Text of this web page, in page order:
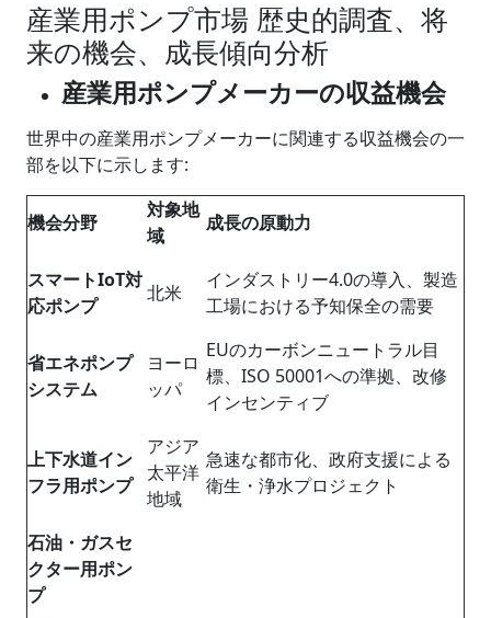
産業用ポンプ市場 歴史的調査、将
来の機会、成長傾向分析
産業用ポンプメーカーの収益機会
世界中の産業用ポンプメーカーに関連する収益機会の一
部を以下に示します:
機会分野
対象地
域
成長の原動力
スマートIoT対
応ポンプ
北米
インダストリー4.0の導入、製造
工場における予知保全の需要
省エネポンプ
システム
ヨーロ
ッパ
EUのカーボンニュートラル目
標、ISO 50001への準拠、改修
インセンティブ
上下水道イン
フラ用ポンプ
アジア
太平洋
地域
急速な都市化、政府支援による
衛生・浄水プロジェクト
石油・ガスセ
クター用ポン
プ